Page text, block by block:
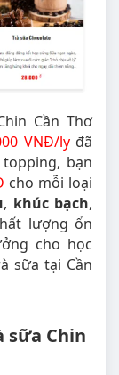
Cần Thơ
VNĐ/ly đã
bạn
cho mỗi loại
, khúc bạch,
lượng ổn
cho học
sữa tại Cần
sữa Chin